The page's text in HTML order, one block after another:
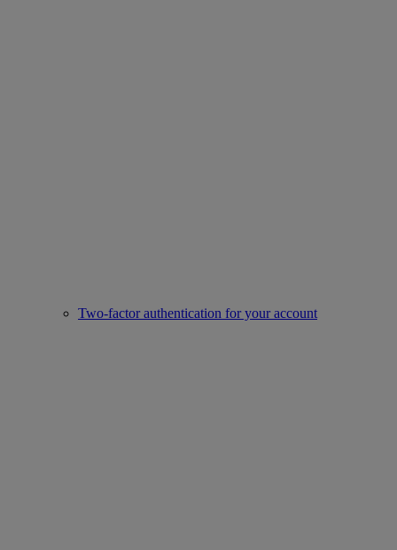
Two-factor authentication for your account